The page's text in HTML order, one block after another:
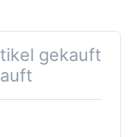
gekauft